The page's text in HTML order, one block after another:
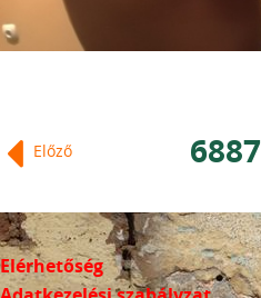
Előző 6887
Elérhetőség